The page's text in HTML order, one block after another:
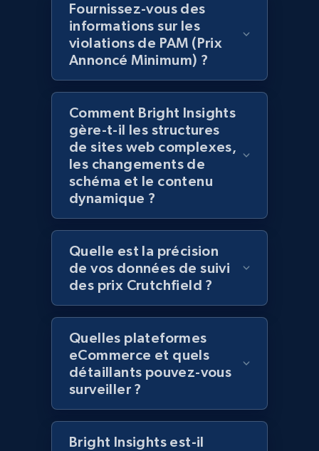
2.1K+ 375+ Commencer
Amazon products global dataset - Collects
products by best sellers category URL
Title, Seller name, Brand, Description, Initial
price, Currency, Availability, Reviews count, and
2.1K+ 375+ Commencer
Amazon products global dataset - Collect
Amazon products by seller URL
Title, Seller name, Brand, Description, Initial
2.1K+ 375+ Commencer
Amazon products global dataset - Collect
Fournissez-vous des
informations sur les
violations de PAM (Prix
Annoncé Minimum) ?
Comment Bright Insights
gère-t-il les structures
de sites web complexes,
les changements de
schéma et le contenu
dynamique ?
Quelle est la précision
de vos données de suivi
des prix Crutchfield ?
Quelles plateformes
eCommerce et quels
détaillants pouvez-vous
surveiller ?
Bright Insights est-il